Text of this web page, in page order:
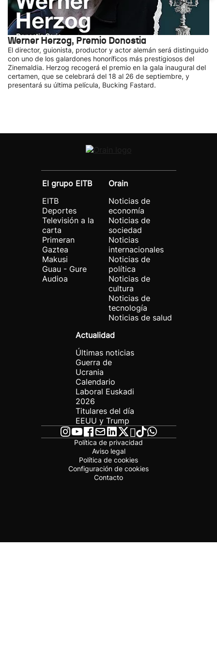
Werner Herzog, Premio Donostia
El director, guionista, productor y actor alemán será distinguido
con uno de los galardones honoríficos más prestigiosos del
Zinemaldia. Herzog recogerá el premio en la gala inaugural del
certamen, que se celebrará del 18 al 26 de septiembre, y
presentará su última película, Bucking Fastard.
El grupo EITB
EITB
Deportes
Televisión a la
carta
Primeran
Gaztea
Makusi
Guau - Gure
Audioa
Orain
Noticias de
economía
Noticias de
sociedad
Noticias
internacionales
Noticias de
política
Noticias de
cultura
Noticias de
tecnología
Noticias de salud
Actualidad
Últimas noticias
Guerra de
Ucrania
Calendario
Laboral Euskadi
2026
Titulares del día
EEUU y Trump
Política de privacidad
Aviso legal
Política de cookies
Configuración de cookies
Contacto